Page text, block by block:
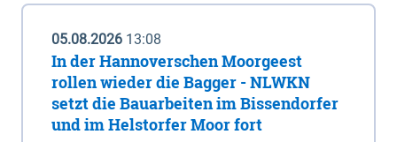
05.08.2026 13:08
In der Hannoverschen Moorgeest
rollen wieder die Bagger - NLWKN
setzt die Bauarbeiten im Bissendorfer
und im Helstorfer Moor fort